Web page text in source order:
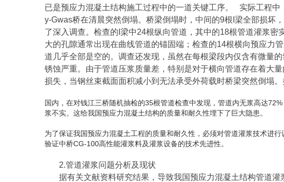
已是预应力混凝土结构施工过程中的一道关键工序。 实际工程
y-Gwas桥在清晨突然倒塌。桥梁倒塌时，中间的9根I梁全部损坏
了深入调查。检查的I梁中24根纵向管道，其中的18根管道灌浆
大的孔隙通常出现在曲线管道的锚固端；检查的14根横向预应力
道几乎全部是空的。调查还发现，虽然在每根梁段内仅含有微量
锈蚀严重。由于管道压浆质量差，特别是对于横向管道存在着大
损失，当钢丝束截面面积减小到无法承受外荷载时桥梁突然倒塌
国内，在对钱江三桥随机抽检的35根管道检查中发现，管道内无浆高达
浆不实。这给我国预应力混凝土结构的质量和耐久性埋下了巨大隐患。
为了保证我国预应力混凝土工程的质量和耐久性，必须对管道灌浆技术进
验证中桥CG-100高性能灌浆料及灌浆设备的技术先进性。
2.管道灌浆问题分析及现状
据有关文献资料研究结果，导致我国预应力混凝土结构管道灌